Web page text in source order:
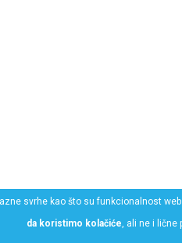
svrhe kao što su funkcionalnost
da koristimo kolačiće , ali ne i lične